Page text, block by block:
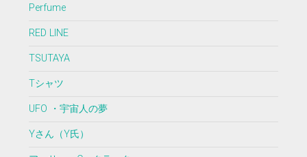
Perfume
RED LINE
TSUTAYA
Tシャツ
UFO ・宇宙人の夢
Yさん（Y氏）